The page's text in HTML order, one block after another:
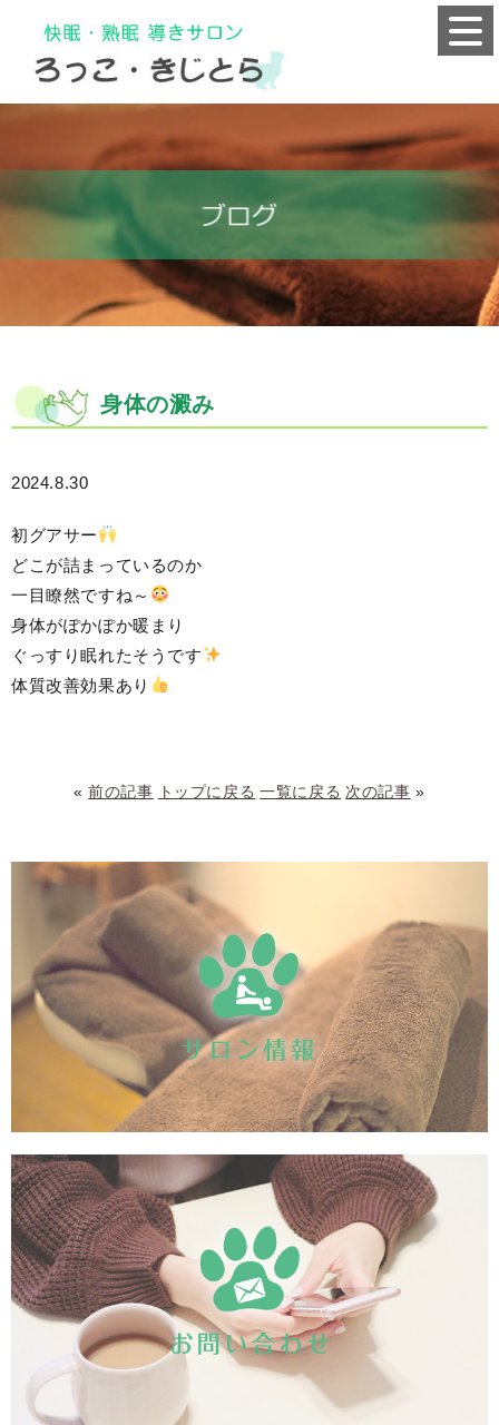
身体の澱み
2024.8.30
初グアサー
どこが詰まっているのか
一目瞭然ですね～
身体がぽかぽか暖まり
ぐっすり眠れたそうです
体質改善効果あり
«前の記事 トップに戻る 一覧に戻る 次の記事 »